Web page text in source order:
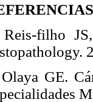
filho
GE.